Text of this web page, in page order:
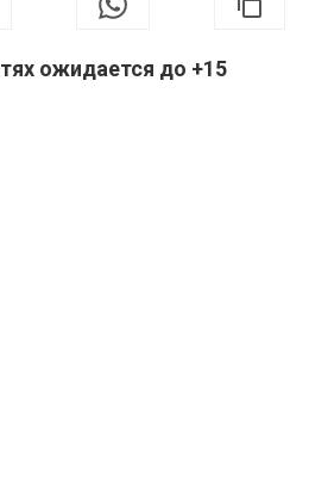
ожидается до +15